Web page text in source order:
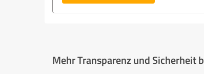
Mehr Transparenz und Sicherheit